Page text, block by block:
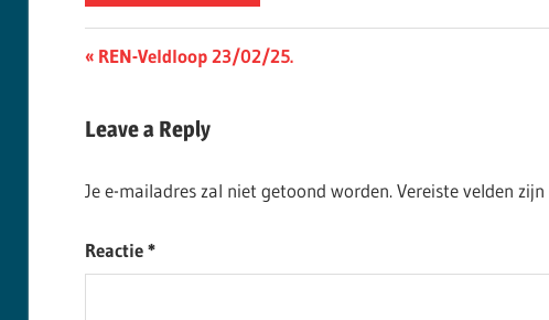
Berichtnavigatie
Previous
REN-Veldloop 23/02/25.
Leave a Reply
Je e-mailadres zal niet getoond worden. Vereiste velden
Reactie*